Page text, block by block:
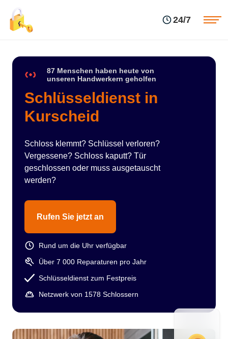
24/7
87 Menschen haben heute von
unseren Handwerkern geholfen
Schlüsseldienst in
Kurscheid
Schloss klemmt? Schlüssel verloren?
Vergessene? Schloss kaputt? Tür
geschlossen oder muss ausgetauscht
werden?
Rufen Sie jetzt an
Rund um die Uhr verfügbar
Über 7 000 Reparaturen pro Jahr
Schlüsseldienst zum Festpreis
Netzwerk von 1578 Schlossern